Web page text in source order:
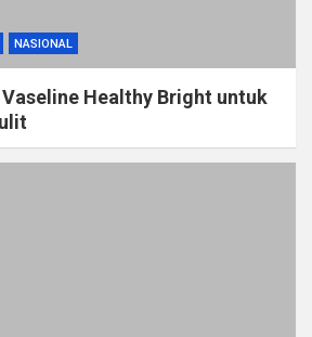
NASIONAL
Healthy Bright untuk